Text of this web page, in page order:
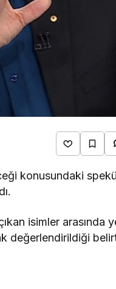
konusundaki
isimler arasında
değerlendirildiği